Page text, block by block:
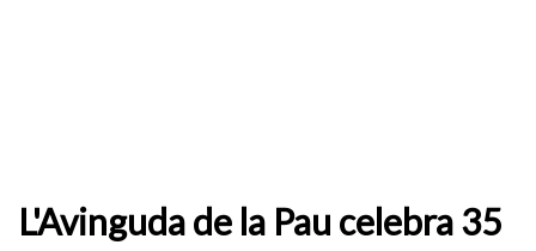
L'Avinguda de la Pau celebra 35